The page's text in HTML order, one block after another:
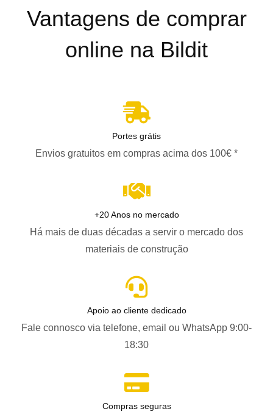
Vantagens de comprar
online na Bildit
Portes grátis
Envios gratuitos em compras acima dos 100€ *
+20 Anos no mercado
Há mais de duas décadas a servir o mercado dos
materiais de construção
Apoio ao cliente dedicado
Fale connosco via telefone, email ou WhatsApp 9:00-
18:30
Compras seguras